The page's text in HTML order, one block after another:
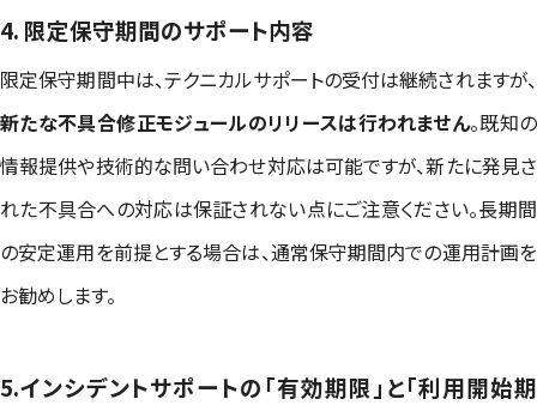
4. 限定保守期間のサポート内容
限定保守期間中は、テクニカルサポートの受付は継続されますが、
新たな不具合修正モジュールのリリースは行われません。既知の
情報提供や技術的な問い合わせ対応は可能ですが、新たに発見さ
れた不具合への対応は保証されない点にご注意ください。長期間
の安定運用を前提とする場合は、通常保守期間内での運用計画を
お勧めします。
5.インシデントサポートの「有効期限」と「利用開始期